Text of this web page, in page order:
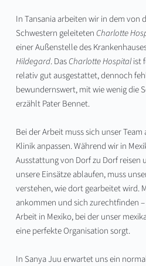
In Tansania arbeiten wir in dem von
Schwestern geleiteten Charlotte
einer Außenstelle des
Hildegard. Das Charlotte Hospital ist
relativ gut ausgestattet, dennoch
bewundernswert, mit wie wenig die
erzählt Pater Bennet.
Bei der Arbeit muss sich unser
Klinik anpassen. Während wir in
Ausstattung von Dorf zu Dorf reisen
unsere Einsätze ablaufen, muss
verstehen, wie dort gearbeitet wird.
ankommen und sich zurechtfinden
Arbeit in Mexiko, bei der unser
eine perfekte Organisation sorgt.
In Sanya Juu erwartet uns ein